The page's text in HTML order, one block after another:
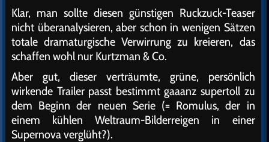
Klar, man sollte diesen günstigen Ruckzuck-Teaser
nicht überanalysieren, aber schon in wenigen Sätzen
totale dramaturgische Verwirrung zu kreieren, das
schaffen wohl nur Kurtzman & Co.
Aber gut, dieser verträumte, grüne, persönlich
wirkende Trailer passt bestimmt gaaanz supertoll zu
dem Beginn der neuen Serie (= Romulus, der in
einem kühlen Weltraum-Bilderreigen in einer
Supernova verglüht?).